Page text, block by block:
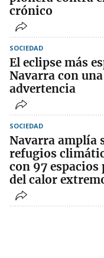
crónico
SOCIEDAD
El eclipse más
Navarra con
advertencia
SOCIEDAD
Navarra amplía
refugios
con 97 espacios
del calor